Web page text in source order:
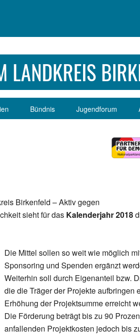
LANDKREIS
Bündnis Jugendforum
Birkenfeld – Aktiv gegen
sieht für das Kalenderjahr 2018
Die Mittel sollen so weit wie möglich
Sponsoring und Spenden ergänzt
Weiterhin soll durch Eigenanteil bzw.
die die Träger der Projekte aufbringen
Erhöhung der Projektsumme erreicht
Die Förderung beträgt bis zu 90
anfallenden Projektkosten jedoch bis